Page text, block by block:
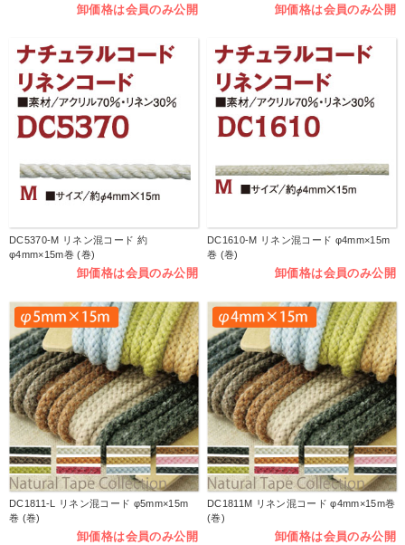
卸価格は会員のみ公開 卸価格は会員のみ公開
DC5370-M リネン混コード 約
φ4mm×15m巻 (巻)
卸価格は会員のみ公開
DC1610-M リネン混コード φ4mm×15m
巻 (巻)
卸価格は会員のみ公開
DC1811-L リネン混コード φ5mm×15m
巻 (巻)
卸価格は会員のみ公開
DC1811M リネン混コード φ4mm×15m巻
(巻)
卸価格は会員のみ公開